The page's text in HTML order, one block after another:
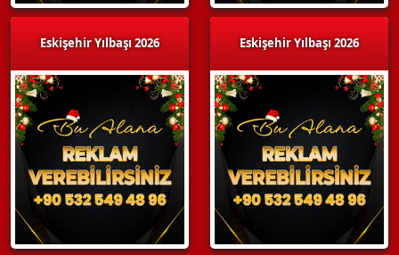
Eskişehir Yılbaşı 2026 Eskişehir Yılbaşı 2026